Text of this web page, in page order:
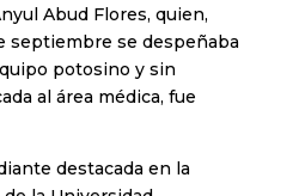
Abud Flores, quien,
septiembre se despeñaba
potosino y sin
al área médica, fue
destacada en la